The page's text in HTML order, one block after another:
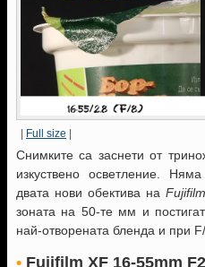
Full size
Снимките са заснети от
изкуствено осветление.
двата нови обектива наFujifilm
зоната на 50-те мм и
най-отворената бленда и при F/
• Fujifilm XF 16-55mm